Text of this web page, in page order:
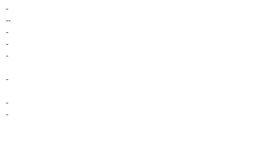
-
--
-
-
-
-
-
-